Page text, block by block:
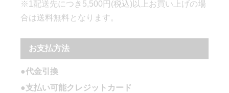
※1配送先につき5,500円(税込)以上お買い上げの場
合は送料無料となります。
お支払方法
●代金引換
●支払い可能クレジットカード